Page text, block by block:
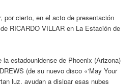
por cierto, en el acto de presentación
RICARDO VILLAR en La Estación de
estadounidense de Phoenix (Arizona)
(de su nuevo disco «‘May Your
luz, ayudan a disipar esas nubes